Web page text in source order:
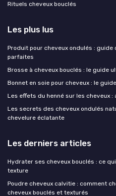
Rituels cheveux bouclés
Les plus lus
Produit pour cheveux ondulés : guide
parfaites
Brosse à cheveux bouclés : le guide
Bonnet en soie pour cheveux : le
Les effets du henné sur les cheveux :
Les secrets des cheveux ondulés
chevelure éclatante
Les derniers articles
Hydrater ses cheveux bouclés : ce
texture
Poudre cheveux calvitie : comment
cheveux bouclés et texturés